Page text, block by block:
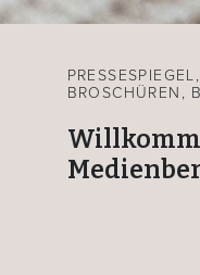
BROSCHÜREN,